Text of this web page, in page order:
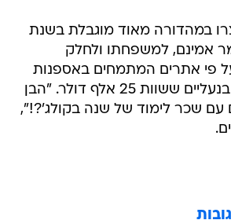
במהדורה מאוד מוגבלת בשנת
לזמר אמינם, למשפחתו ולחלק
פי אתרים המתמחים באספנות
סניקרס - מדובר בנעליים ששוות 25 אלף דולר. "הבן
עם שכר לימוד של שנה בקולג'?!",